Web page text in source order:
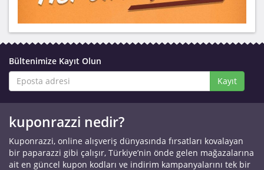
Bültenimize Kayıt Olun
Kayıt
kuponrazzi nedir?
Kuponrazzi, online alışveriş dünyasında fırsatları kovalayan
bir paparazzi gibi çalışır, Türkiye’nin önde gelen mağazalarına
ait en güncel kupon kodları ve indirim kampanyalarını tek bir